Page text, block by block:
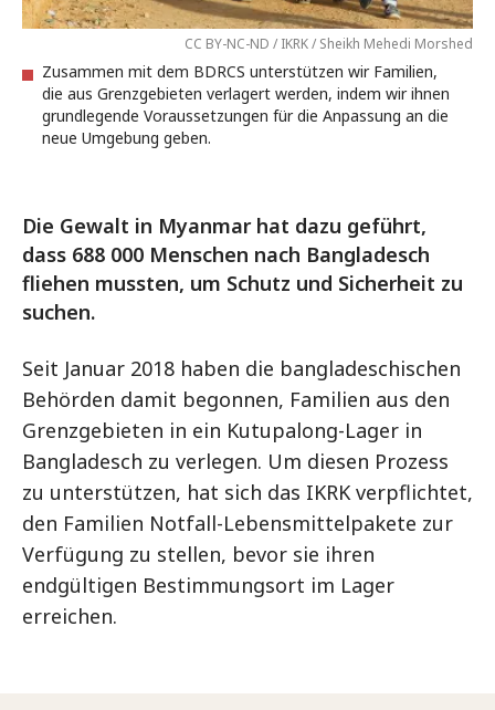
CC BY-NC-ND / IKRK / Sheikh Mehedi Morshed
Zusammen mit dem BDRCS unterstützen wir Familien,
die aus Grenzgebieten verlagert werden, indem wir ihnen
grundlegende Voraussetzungen für die Anpassung an die
neue Umgebung geben.
Die Gewalt in Myanmar hat dazu geführt,
dass 688 000 Menschen nach Bangladesch
fliehen mussten, um Schutz und Sicherheit zu
suchen.
Seit Januar 2018 haben die bangladeschischen
Behörden damit begonnen, Familien aus den
Grenzgebieten in ein Kutupalong-Lager in
Bangladesch zu verlegen. Um diesen Prozess
zu unterstützen, hat sich das IKRK verpflichtet,
den Familien Notfall-Lebensmittelpakete zur
Verfügung zu stellen, bevor sie ihren
endgültigen Bestimmungsort im Lager
erreichen.